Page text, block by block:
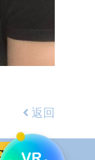
返回
Maps